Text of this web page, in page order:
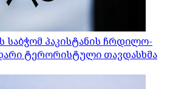
საბჭომ პაკისტანის ჩრდილო-
ტერორისტული თავდასხმა